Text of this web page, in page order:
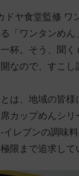
ドヤ食堂監修
「ワンタンめ
杯。そう、聞
なので、すこ
は、地域の皆
カップめんシ
レブンの調味
限まで追求して